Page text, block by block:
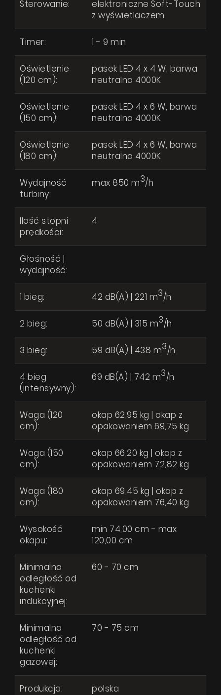
Produkty
O firmie
Strefa architekta
Wsparcie techniczne
Wirtualny showroom
Gdzie kupić
Inspiracje
Promocje
Współpraca
Kontakt
Centropolis Elite Glass Black Matt
Pytanie o produkt
Wyrażam zgodę na przetwarzanie moich danych osobowych zgodnie
Polityką prywatności
Sterowanie:
elektroniczne Soft-Touch
z wyświetlaczem
Timer: 1 - 9 min
Oświetlenie
(120 cm):
pasek LED 4 x 4 W, barwa
neutralna 4000K
Oświetlenie
(150 cm):
pasek LED 4 x 6 W, barwa
neutralna 4000K
Oświetlenie
(180 cm):
pasek LED 4 x 6 W, barwa
neutralna 4000K
Wydajność
turbiny:
max 850 m3/h
Ilość stopni
prędkości:
4
Głośność |
wydajność:
1 bieg: 42 dB(A) | 221 m3/h
2 bieg: 50 dB(A) | 315 m3/h
3 bieg: 59 dB(A) | 438 m3/h
4 bieg
(intensywny):
69 dB(A) | 742 m3/h
Waga (120
cm):
okap 62,95 kg | okap z
opakowaniem 69,75 kg
Waga (150
cm):
okap 66,20 kg | okap z
opakowaniem 72,82 kg
Waga (180
cm):
okap 69,45 kg | okap z
opakowaniem 76,40 kg
Wysokość
okapu:
min 74,00 cm - max
120,00 cm
Minimalna
odległość od
kuchenki
indukcyjnej:
60 - 70 cm
Minimalna
odległość od
kuchenki
gazowej:
70 - 75 cm
Produkcja: polska